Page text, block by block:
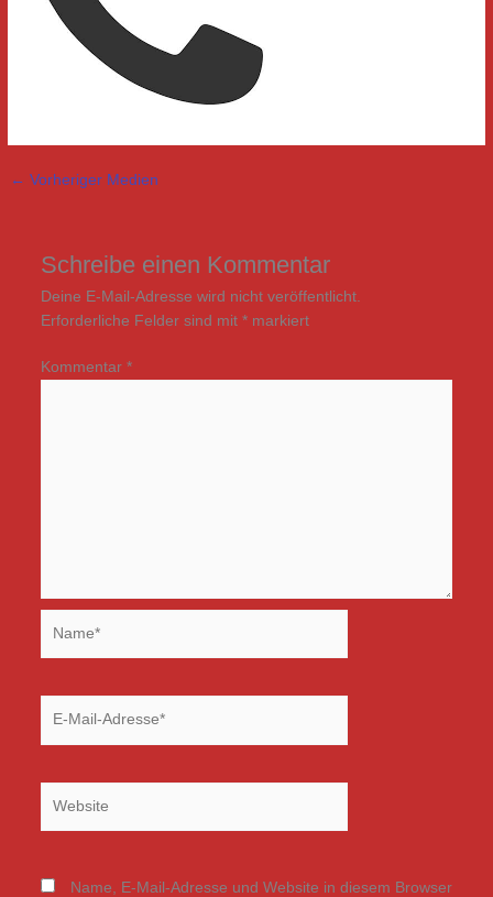
← Vorheriger Medien
Schreibe einen Kommentar
Deine E-Mail-Adresse wird nicht veröffentlicht.
Erforderliche Felder sind mit *markiert
Kommentar *
Name, E-Mail-Adresse und Website in diesem Browser